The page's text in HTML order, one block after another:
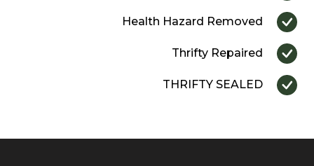
Health Hazard Removed
Thrifty Repaired
THRIFTY SEALED